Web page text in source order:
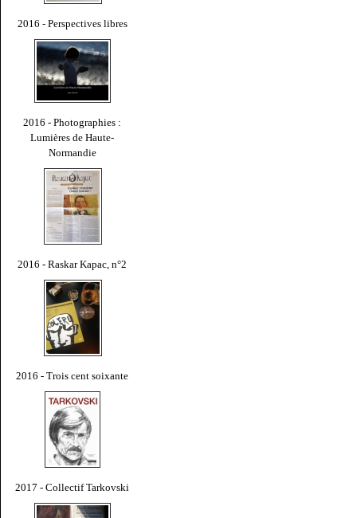
2016 - Perspectives libres
2016 - Photographies :
Lumières de Haute-
Normandie
2016 - Raskar Kapac, n°2
2016 - Trois cent soixante
2017 - Collectif Tarkovski